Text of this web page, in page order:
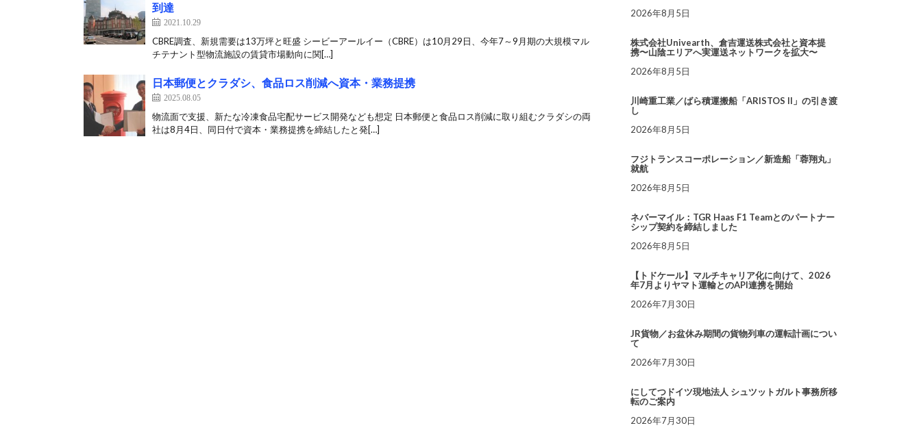
到達
2021.10.29
CBRE調査、新規需要は13万坪と旺盛 シービーアールイー（CBRE）は10月29日、今年7～9月期の大規模マル
チテナント型物流施設の賃貸市場動向に関[…]
日本郵便とクラダシ、食品ロス削減へ資本・業務提携
2025.08.05
物流面で支援、新たな冷凍食品宅配サービス開発なども想定 日本郵便と食品ロス削減に取り組むクラダシの両
社は8月4日、同日付で資本・業務提携を締結したと発[…]
2026年8月5日
株式会社Univearth、倉吉運送株式会社と資本提
携〜山陰エリアへ実運送ネットワークを拡大〜
2026年8月5日
川崎重工業／ばら積運搬船「ARISTOS II」の引き渡
し
2026年8月5日
フジトランスコーポレーション／新造船「蓉翔丸」
就航
2026年8月5日
ネバーマイル：TGR Haas F1 Teamとのパートナー
シップ契約を締結しました
2026年8月5日
【トドケール】マルチキャリア化に向けて、2026
年7月よりヤマト運輸とのAPI連携を開始
2026年7月30日
JR貨物／お盆休み期間の貨物列車の運転計画につい
て
2026年7月30日
にしてつドイツ現地法人 シュツットガルト事務所移
転のご案内
2026年7月30日